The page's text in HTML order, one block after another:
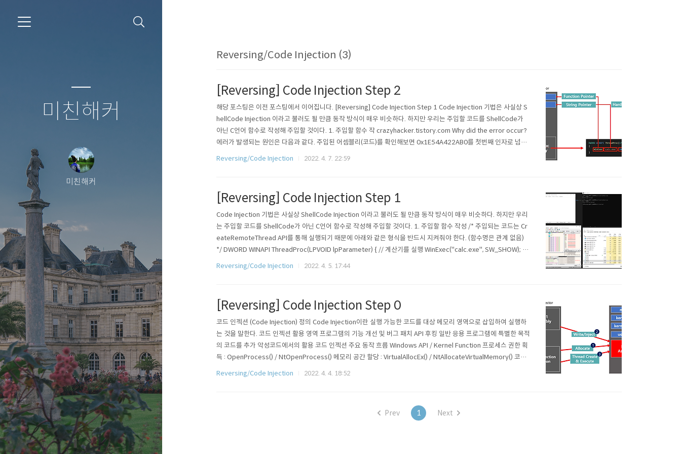
미친해커
미친해커
Reversing/Code Injection (3)
[Reversing] Code Injection Step 2
해당 포스팅은 이전 포스팅에서 이어집니다. [Reversing] Code Injection Step 1 Code Injection 기법은 사실상 S
hellCode Injection 이라고 불러도 될 만큼 동작 방식이 매우 비슷하다. 하지만 우리는 주입할 코드를 ShellCode가
아닌 C언어 함수로 작성해 주입할 것이다. 1. 주입할 함수 작 crazyhacker.tistory.com Why did the error occur?
에러가 발생되는 원인은 다음과 같다. 주입된 어셈블리(코드)를 확인해보면 0x1E54A422AB0를 첫번째 인자로 넘기
고 0x1E54A426D8C에서 WinExec의 주소를 rax로 가져와 call 하게 된다. 하지만 해당 2개의 주소는 존재하지(사용
Reversing/Code Injection 2022. 4. 7. 22:59
[Reversing] Code Injection Step 1
Code Injection 기법은 사실상 ShellCode Injection 이라고 불러도 될 만큼 동작 방식이 매우 비슷하다. 하지만 우리
는 주입할 코드를 ShellCode가 아닌 C언어 함수로 작성해 주입할 것이다. 1. 주입할 함수 작성 /* 주입되는 코드는 Cr
eateRemoteThread API를 통해 실행되기 때문에 아래와 같은 형식을 반드시 지켜줘야 한다. (함수명은 관계 없음)
*/ DWORD WINAPI ThreadProc(LPVOID lpParameter) { // 계산기를 실행 WinExec("calc.exe", SW_SHOW); }
2. 코드 인젝션 함수 작성 BOOL CodeInjection(DWORD PID) { // 타겟 프로세스의 핸들 획득 HANDLE hProcess =
Reversing/Code Injection 2022. 4. 5. 17:44
[Reversing] Code Injection Step 0
코드 인젝션 (Code Injection) 정의 Code Injection이란 실행 가능한 코드를 대상 메모리 영역으로 삽입하여 실행하
는 것을 말한다. 코드 인젝션 활용 영역 프로그램의 기능 개선 및 버그 패치 API 후킹 일반 응용 프로그램에 특별한 목적
의 코드를 추가 악성코드에서의 활용 코드 인젝션 주요 동작 흐름 Windows API / Kernel Function 프로세스 권한 획
득 : OpenProcess() / NtOpenProcess() 메모리 공간 할당 : VirtualAllocEx() / NtAllocateVirtualMemory() 코드
삽입 : WriteProcessMemory() / NtWriteVirtualMemory() 코드 실행 : CreateRemoteThread() / Nt..
Reversing/Code Injection 2022. 4. 4. 18:52
Prev 1 Next